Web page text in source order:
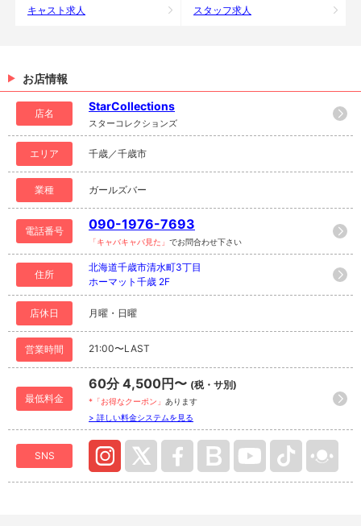
キャスト求人 スタッフ求人
お店情報
店名
StarCollections
スターコレクションズ
エリア 千歳／千歳市
業種 ガールズバー
電話番号 090-1976-7693
「キャバキャバ見た」 でお問合わせ下さい
住所
北海道千歳市清水町3丁目
ホーマット千歳 2F
店休日 月曜・日曜
営業時間 21:00〜LAST
最低料金
60分 4,500円〜 (税・サ別)
*「お得なクーポン」 あります
> 詳しい料金システムを見る
SNS